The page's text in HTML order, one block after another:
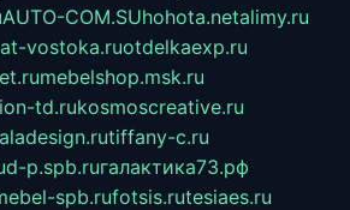
AUTO-COM.SUhohota.netalimy.ru
vostoka.ruotdelkaexp.ru
mebelshop.msk.ru
td.rukosmoscreative.ru
tiffany-c.ru
d-p.spb.ruгалактика73.рф
spb.rufotsis.rutesiaes.ru